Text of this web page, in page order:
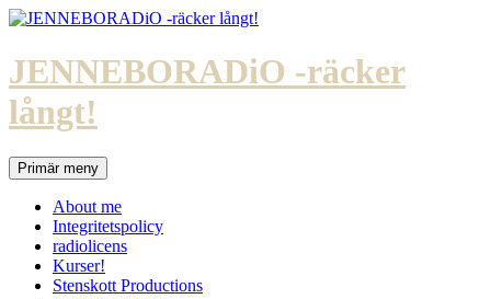
Hoppa
innehåll
JENNEBORADiO -räcker
långt!
SökPrimär meny
About me
Integritetspolicy
radiolicens
Kurser!
Stenskott Productions